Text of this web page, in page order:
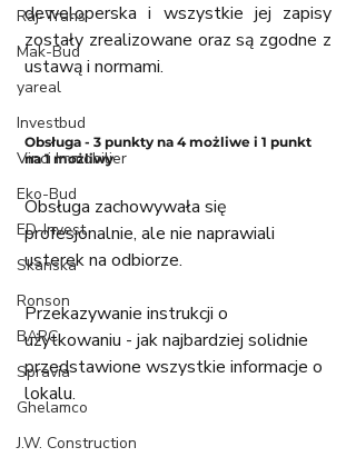
Raj-Trans
Mak-Bud
yareal
Investbud
Vinci Immobilier
Eko-Bud
ED-Invest
Skanska
Ronson
BARC
Spravia
Ghelamco
J.W. Construction
deweloperska i wszystkie jej zapisy
zostały zrealizowane oraz są zgodne z
ustawą i normami.
Obsługa - 3 punkty na 4 możliwe i 1 punkt
na 1 możliwy
Obsługa zachowywała się
profesjonalnie, ale nie naprawiali
usterek na odbiorze.
Przekazywanie instrukcji o
użytkowaniu - jak najbardziej solidnie
przedstawione wszystkie informacje o
lokalu.